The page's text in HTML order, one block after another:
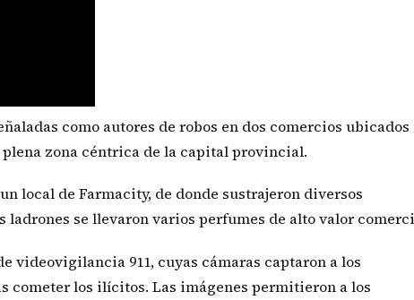
como autores de robos en dos comercios ubicados
zona céntrica de la capital provincial.
local de Farmacity, de donde sustrajeron diversos
ladrones se llevaron varios perfumes de alto valor
videovigilancia 911, cuyas cámaras captaron a los
cometer los ilícitos. Las imágenes permitieron a los